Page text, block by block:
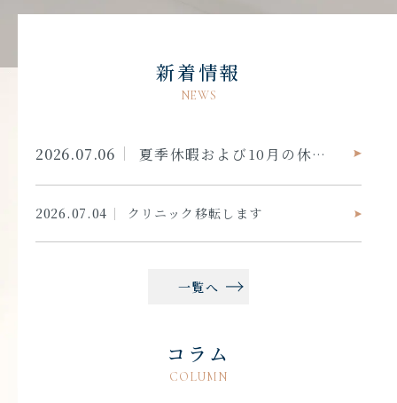
新着情報
NEWS
2026.07.06 夏季休暇および10月の休診日について
2026.07.04 クリニック移転します
一覧へ
コラム
COLUMN